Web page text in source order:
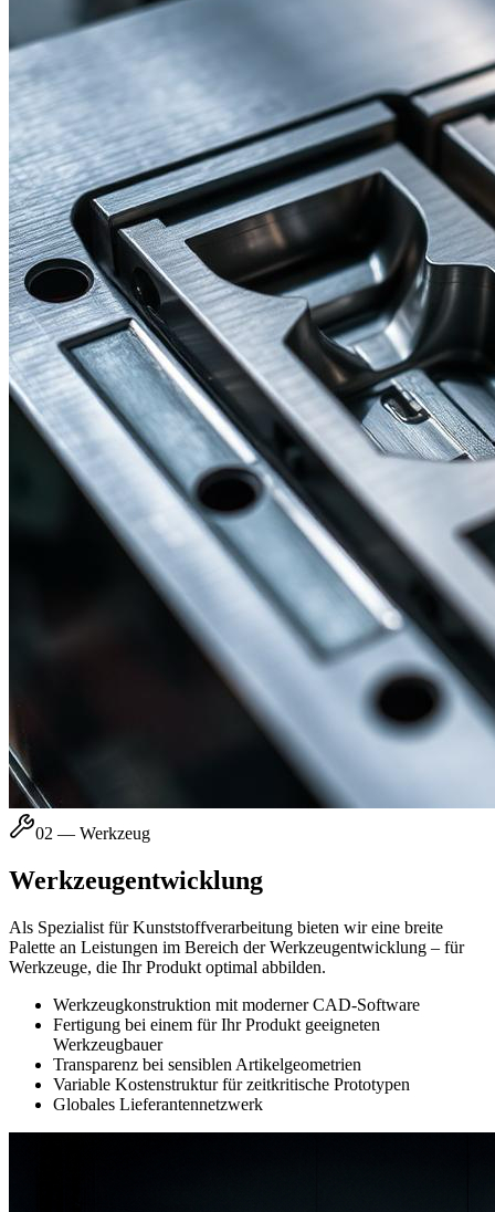
02 — Werkzeug
Werkzeugentwicklung
Als Spezialist für Kunststoffverarbeitung bieten wir eine breite
Palette an Leistungen im Bereich der Werkzeugentwicklung – für
Werkzeuge, die Ihr Produkt optimal abbilden.
Werkzeugkonstruktion mit moderner CAD-Software
Fertigung bei einem für Ihr Produkt geeigneten
Werkzeugbauer
Transparenz bei sensiblen Artikelgeometrien
Variable Kostenstruktur für zeitkritische Prototypen
Globales Lieferantennetzwerk